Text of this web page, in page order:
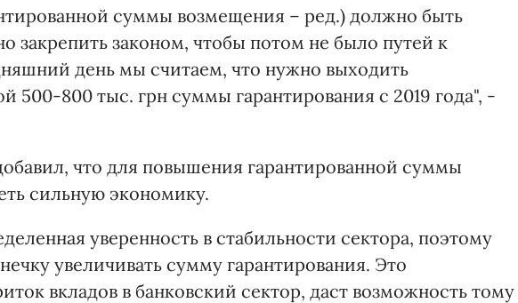
суммы возмещения – ред.) должно быть
закрепить законом, чтобы потом не было путей к
день мы считаем, что нужно выходить
500-800 тыс. грн суммы гарантирования с 2019 года", -
что для повышения гарантированной суммы
сильную экономику.
уверенность в стабильности сектора, поэтому
увеличивать сумму гарантирования. Это
вкладов в банковский сектор, даст возможность тому